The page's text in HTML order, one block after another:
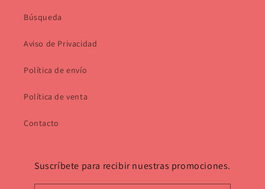
Búsqueda
Aviso de Privacidad
Política de envío
Política de venta
Contacto
Suscríbete para recibir nuestras promociones.